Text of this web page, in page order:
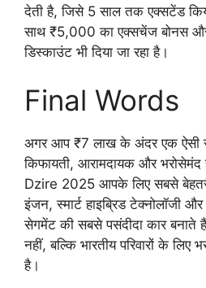
देती है, जिसे 5 साल तक एक्सटेंड
साथ ₹5,000 का एक्सचेंज बोनस
डिस्काउंट भी दिया जा रहा है।
Final Words
अगर आप ₹7 लाख के अंदर एक ऐसी
किफायती, आरामदायक और
Dzire 2025 आपके लिए सबसे
इंजन, स्मार्ट हाइब्रिड टेक्नोलॉजी
सेगमेंट की सबसे पसंदीदा कार बनाते
नहीं, बल्कि भारतीय परिवारों के लिए
है।